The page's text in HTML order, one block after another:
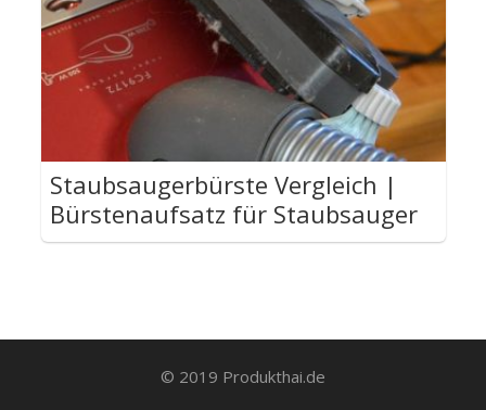
Staubsaugerbürste Vergleich |
Bürstenaufsatz für Staubsauger
© 2019 Produkthai.de